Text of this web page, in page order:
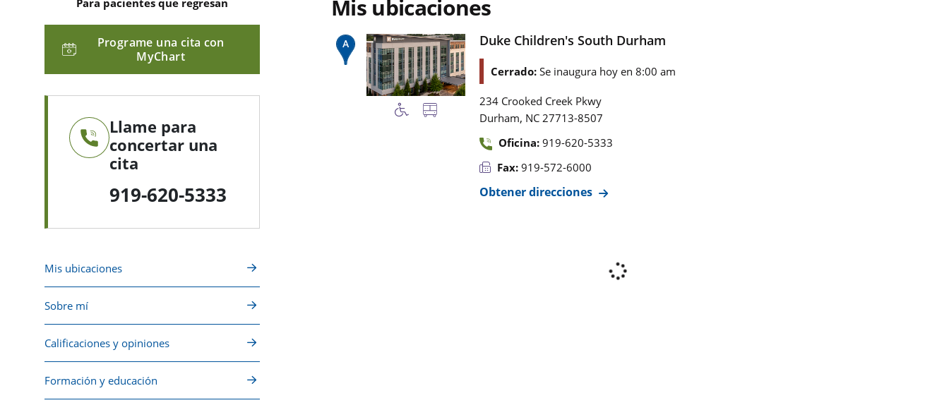
Para pacientes que regresan
Programe una cita con
MyChart
Llame para
concertar una
cita
919-620-5333
Mis ubicaciones
Sobre mí
Calificaciones y opiniones
Formación y educación
Mis ubicaciones
Duke Children's South Durham
Cerrado: Se inaugura hoy en 8:00 am
234 Crooked Creek Pkwy
Durham, NC 27713-8507
Oficina: 919-620-5333
Fax: 919-572-6000
Obtener direcciones